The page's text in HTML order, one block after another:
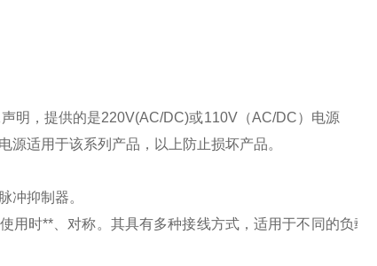
明，提供的是220V(AC/DC)或110V（AC/DC）电源
源适用于该系列产品，以上防止损坏产品。
冲抑制器。
时**、对称。其具有多种接线方式，适用于不同的负载